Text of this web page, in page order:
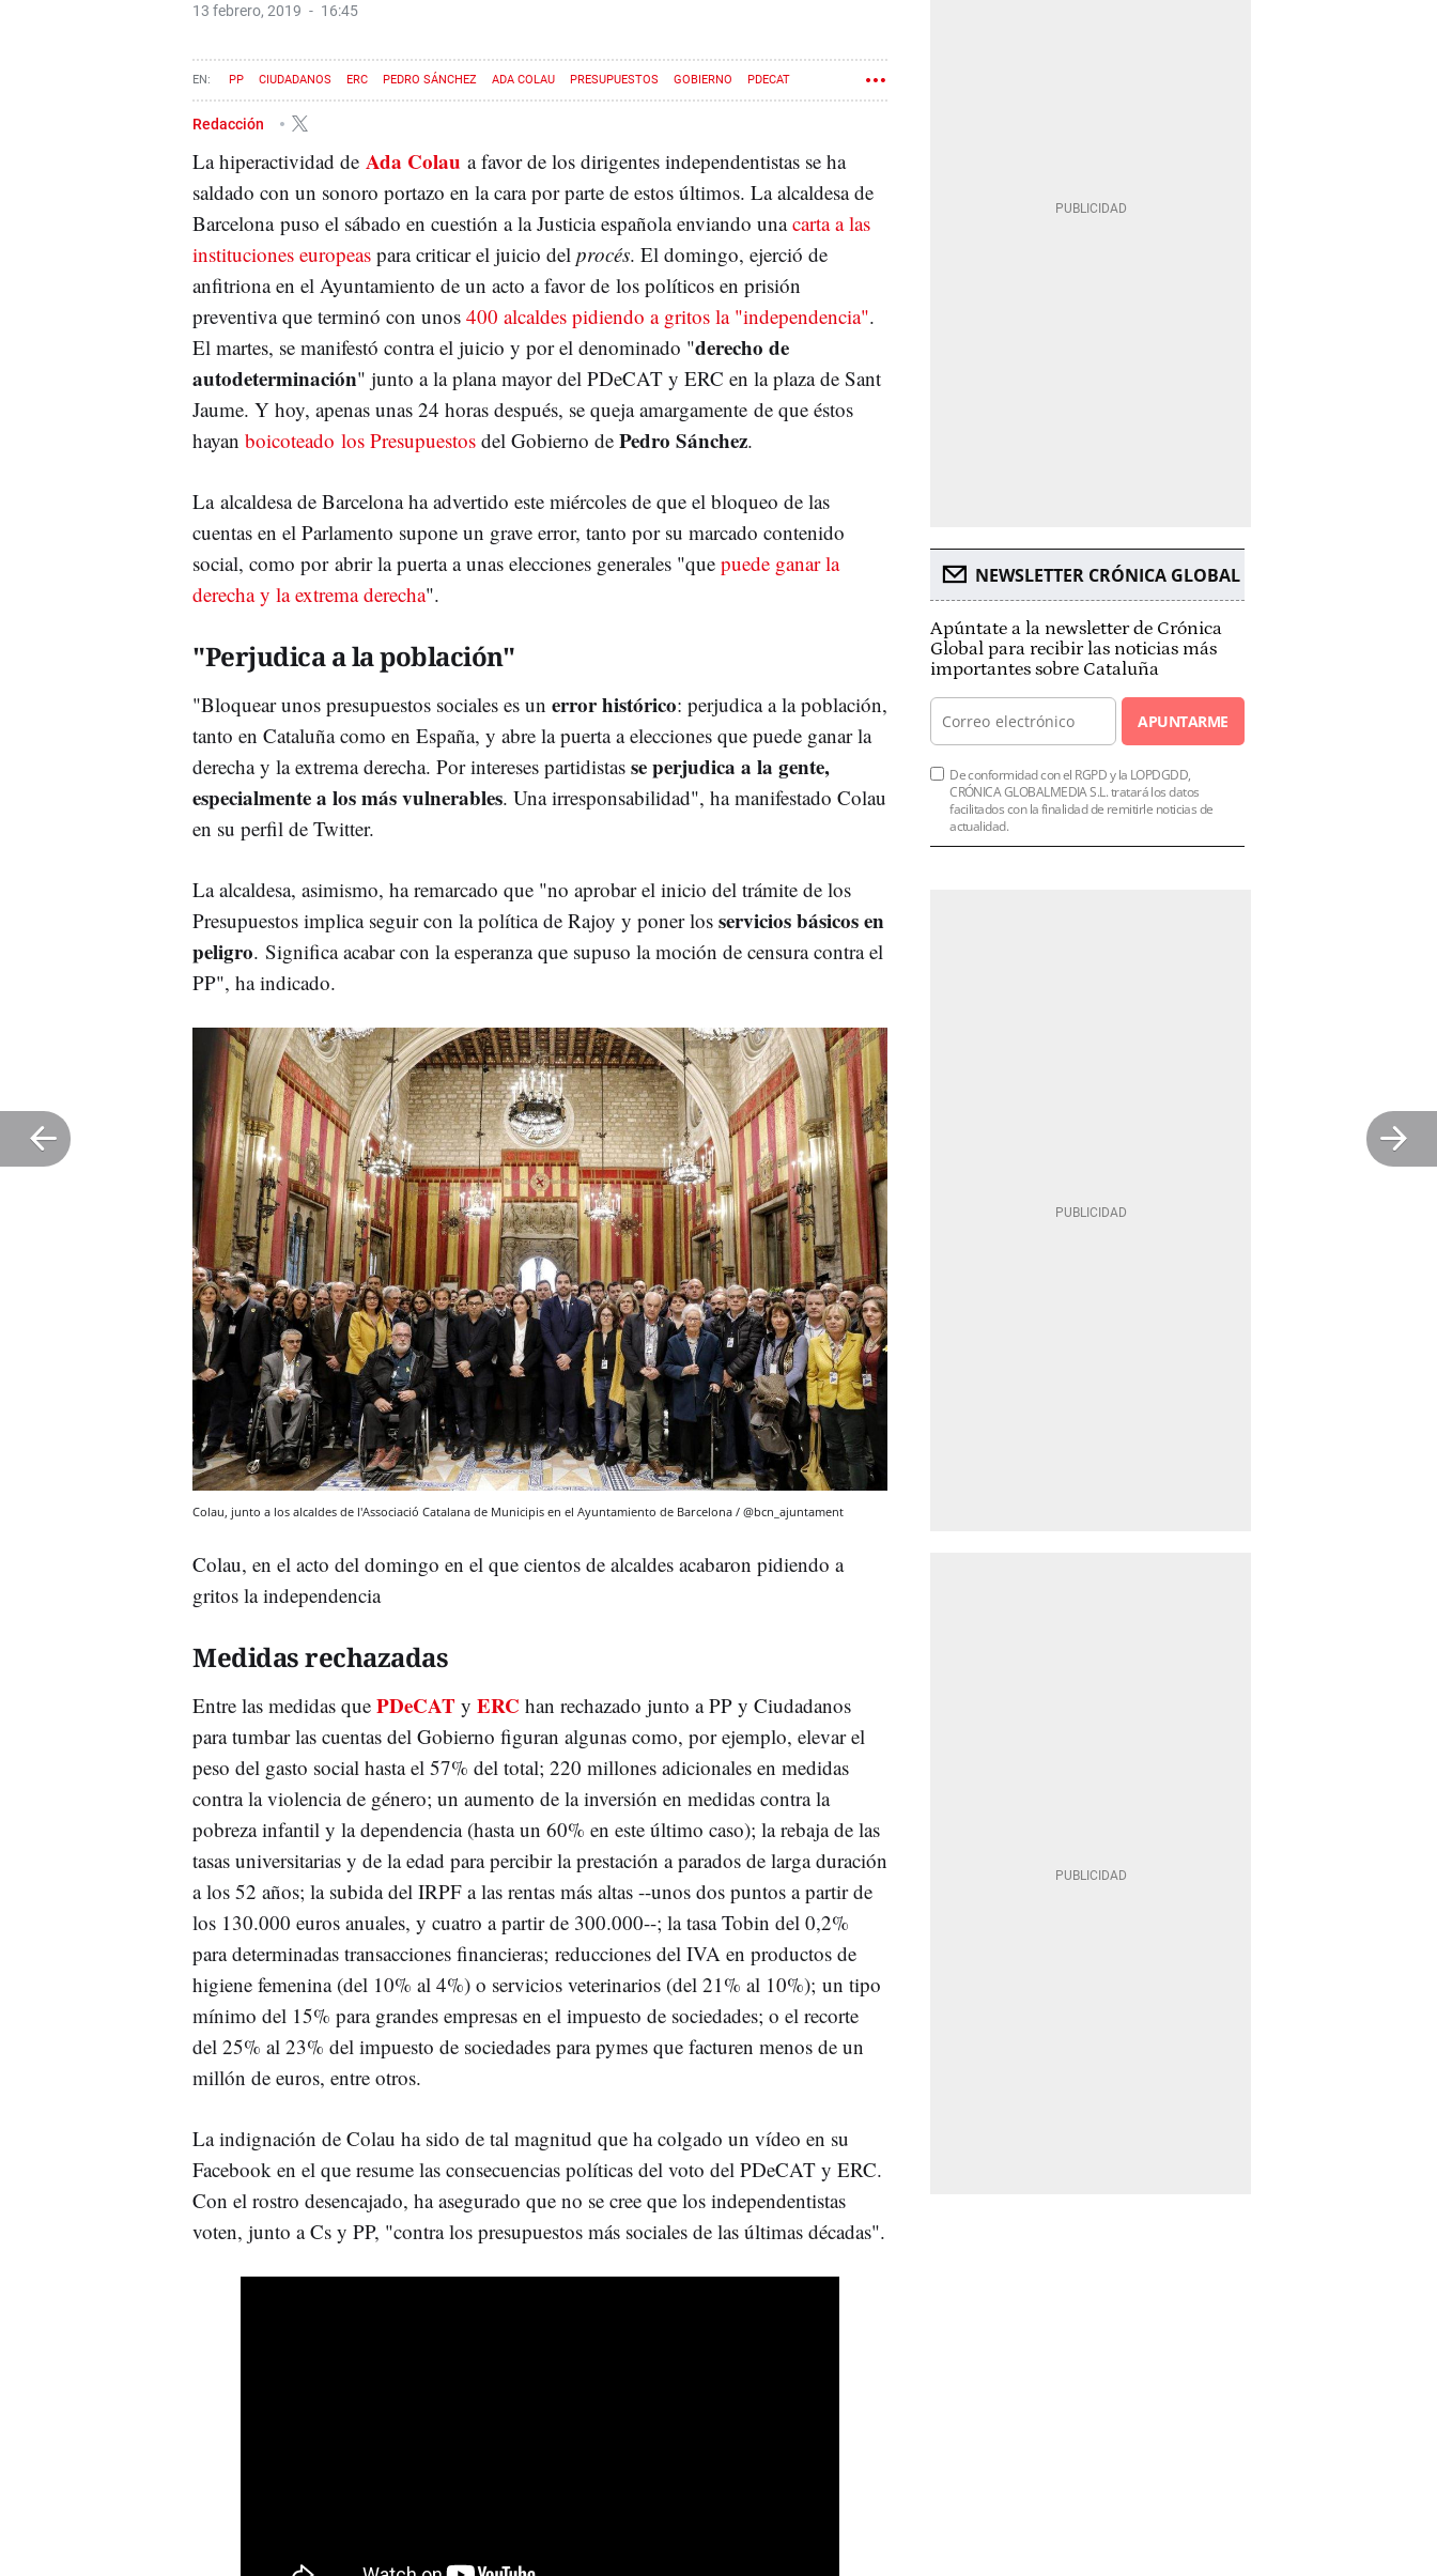
13 febrero, 2019 16:45
PP CIUDADANOS ERC PEDRO SÁNCHEZ ADA COLAU PRESUPUESTOS GOBIERNO PDECAT
Redacción
La hiperactividad de Ada Colau a favor de los dirigentes independentistas se ha
saldado con un sonoro portazo en la cara por parte de estos últimos. La alcaldesa de
Barcelona puso el sábado en cuestión a la Justicia española enviando unacarta a las
instituciones europeas para criticar el juicio del procés. El domingo, ejerció de
anfitriona en el Ayuntamiento de un acto a favor de los políticos en prisión
preventiva que terminó con unos 400 alcaldes pidiendo a gritos la "independencia".
El martes, se manifestó contra el juicio y por el denominado "derecho de
autodeterminación" junto a la plana mayor del PDeCAT y ERC en la plaza de Sant
Jaume. Y hoy, apenas unas 24 horas después, se queja amargamente de que éstos
hayan boicoteado los Presupuestos del Gobierno de Pedro Sánchez.
La alcaldesa de Barcelona ha advertido este miércoles de que el bloqueo de las
cuentas en el Parlamento supone un grave error, tanto por su marcado contenido
social, como por abrir la puerta a unas elecciones generales "que puede ganar la
derecha y la extrema derecha".
"Perjudica a la población"
"Bloquear unos presupuestos sociales es un error histórico: perjudica a la población,
tanto en Cataluña como en España, y abre la puerta a elecciones que puede ganar la
derecha y la extrema derecha. Por intereses partidistas se perjudica a la gente,
especialmente a los más vulnerables. Una irresponsabilidad", ha manifestado Colau
en su perfil de Twitter.
La alcaldesa, asimismo, ha remarcado que "no aprobar el inicio del trámite de los
Presupuestos implica seguir con la política de Rajoy y poner los servicios básicos en
peligro. Significa acabar con la esperanza que supuso la moción de censura contra el
PP", ha indicado.
Colau, junto a los alcaldes de l'Associació Catalana de Municipis en el Ayuntamiento de Barcelona / @bcn_ajuntament
Colau, en el acto del domingo en el que cientos de alcaldes acabaron pidiendo a
gritos la independencia
Medidas rechazadas
Entre las medidas que PDeCAT y ERC han rechazado junto a PP y Ciudadanos
para tumbar las cuentas del Gobierno figuran algunas como, por ejemplo, elevar el
peso del gasto social hasta el 57% del total; 220 millones adicionales en medidas
contra la violencia de género; un aumento de la inversión en medidas contra la
pobreza infantil y la dependencia (hasta un 60% en este último caso); la rebaja de las
tasas universitarias y de la edad para percibir la prestación a parados de larga duración
a los 52 años; la subida del IRPF a las rentas más altas --unos dos puntos a partir de
los 130.000 euros anuales, y cuatro a partir de 300.000--; la tasa Tobin del 0,2%
para determinadas transacciones financieras; reducciones del IVA en productos de
higiene femenina (del 10% al 4%) o servicios veterinarios (del 21% al 10%); un tipo
mínimo del 15% para grandes empresas en el impuesto de sociedades; o el recorte
del 25% al 23% del impuesto de sociedades para pymes que facturen menos de un
millón de euros, entre otros.
La indignación de Colau ha sido de tal magnitud que ha colgado un vídeo en su
Facebook en el que resume las consecuencias políticas del voto del PDeCAT y ERC.
Con el rostro desencajado, ha asegurado que no se cree que los independentistas
voten, junto a Cs y PP, "contra los presupuestos más sociales de las últimas décadas".
NEWSLETTER CRÓNICA GLOBAL
Apúntate a la newsletter de Crónica
Global para recibir las noticias más
importantes sobre Cataluña
APUNTARME
De conformidad con el RGPD y la LOPDGDD,
CRÓNICA GLOBALMEDIA S.L. tratará los datos
facilitados con la finalidad de remitirle noticias de
actualidad.